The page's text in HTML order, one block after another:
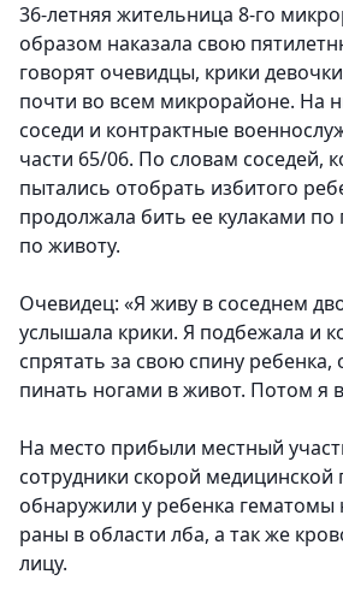
36-летняя жительница 8-го
образом наказала свою
говорят очевидцы, крики
почти во всем микрорайоне. На
соседи и контрактные
части 65/06. По словам соседей,
пытались отобрать избитого
продолжала бить ее кулаками по
по животу.
Очевидец: «Я живу в соседнем
услышала крики. Я подбежала и
спрятать за свою спину ребенка,
пинать ногами в живот. Потом я
На место прибыли местный
сотрудники скорой
обнаружили у ребенка гематомы
раны в области лба, а так же
лицу.